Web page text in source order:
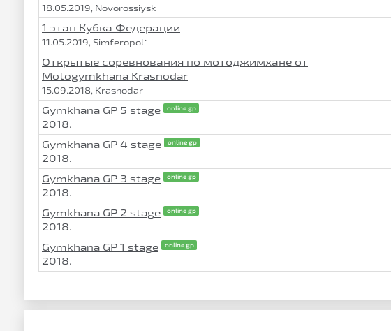
18.05.2019, Novorossiysk
1 этап Кубка Федерации
11.05.2019, Simferopol`
Открытые соревнования по мотоджимхане от
Motogymkhana Krasnodar
15.09.2018, Krasnodar
Gymkhana GP 5 stage online gp
2018.
Gymkhana GP 4 stage online gp
2018.
Gymkhana GP 3 stage online gp
2018.
Gymkhana GP 2 stage online gp
2018.
Gymkhana GP 1 stage online gp
2018.